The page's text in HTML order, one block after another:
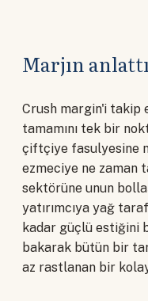
Marjın
Crush margin'i takip
tamamını tek bir
çiftçiye fasulyesine
ezmeciye ne zaman
sektörüne unun
yatırımcıya yağ
kadar güçlü estiğini
bakarak bütün bir
az rastlanan bir